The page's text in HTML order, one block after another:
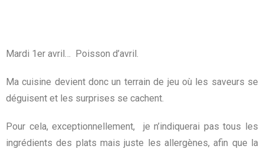
Mardi 1er avril… Poisson d’avril.
Ma cuisine devient donc un terrain de jeu où les saveurs se
déguisent et les surprises se cachent.
Pour cela, exceptionnellement, je n’indiquerai pas tous les
ingrédients des plats mais juste les allergènes, afin que la